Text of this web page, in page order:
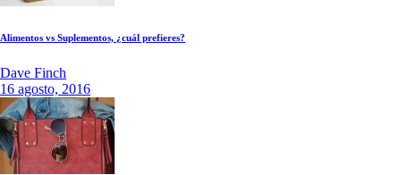
Alimentos vs Suplementos, ¿cuál prefieres?
Dave Finch
16 agosto, 2016